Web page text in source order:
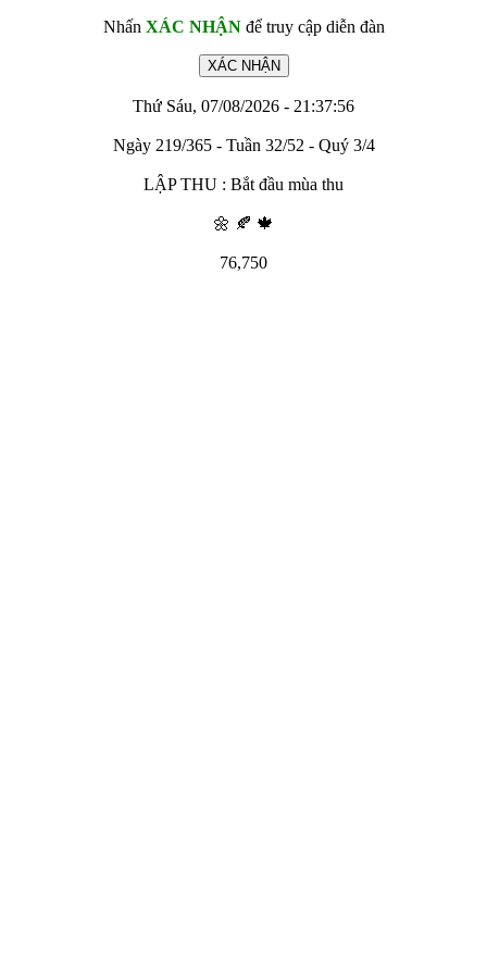
Nhấn XÁC NHẬNđể truy cập diễn đàn
Thứ Sáu, 07/08/2026 - 21:37:56
Ngày 219/365 - Tuần 32/52 - Quý 3/4
LẬP THU : Bắt đầu mùa thu
🌼 🍂 🍁
76,750